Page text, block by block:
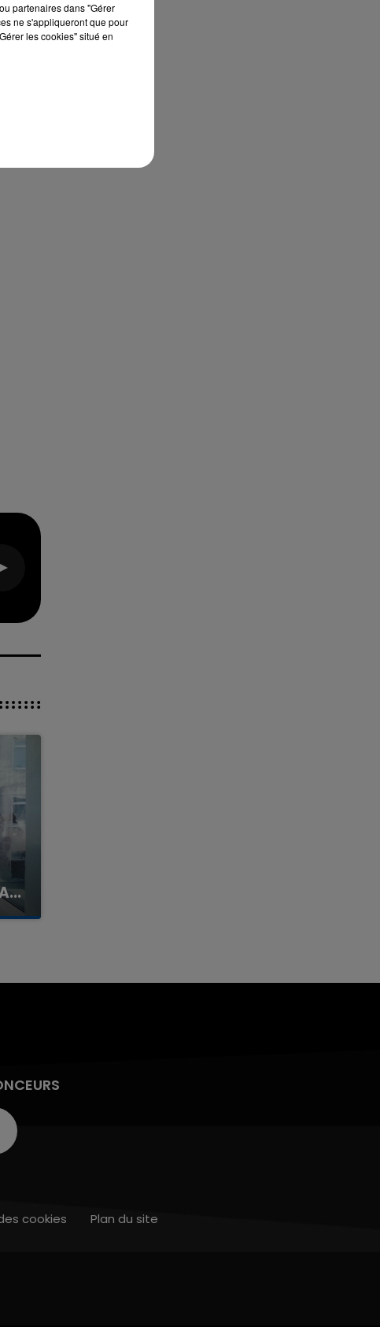
a
cookies Plan du site
partenaires dans "Gérer
ne s'appliqueront que pour
les cookies" situé en